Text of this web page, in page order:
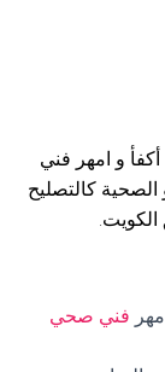
و امهر فني
كالتصليح
فني صحي